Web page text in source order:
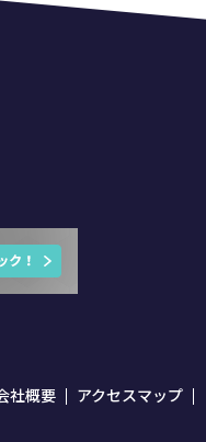
社概要
アクセスマップ